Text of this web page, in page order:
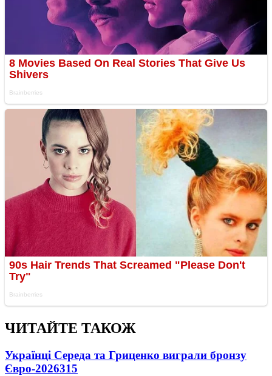
ЧИТАЙТЕ ТАКОЖ
Українці Середа та Гриценко виграли бронзу
Євро-2026315